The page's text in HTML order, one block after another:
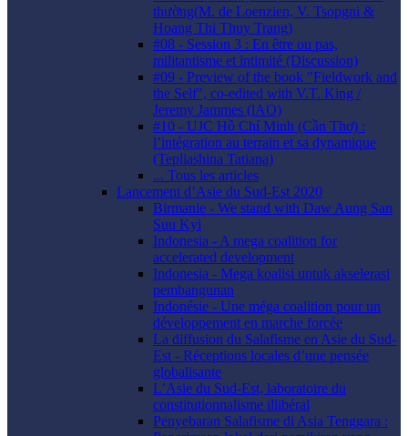
thường(M. de Loenzien, V. Tsopgni &
Hoang Thi Thuy Trang)
#08 - Session 3 : En être ou pas,
militantisme et intimité (Discussion)
#09 - Preview of the book "Fieldwork and
the Self", co-edited with V.T. King /
Jeremy Jammes (lAO)
#10 - UJC Hồ Chí Minh (Cần Thơ) :
l’intégration au terrain et sa dynamique
(Tepliashina Tatiana)
... Tous les articles
Lancement d’Asie du Sud-Est 2020
Birmanie - We stand with Daw Aung San
Suu Kyi
Indonesia - A mega coalition for
accelerated development
Indonesia - Mega koalisi untuk akselerasi
pembangunan
Indonésie - Une méga coalition pour un
développement en marche forcée
La diffusion du Salafisme en Asie du Sud-
Est - Réceptions locales d’une pensée
globalisante
L’Asie du Sud-Est, laboratoire du
constitutionnalisme illibéral
Penyebaran Salafisme di Asia Tenggara :